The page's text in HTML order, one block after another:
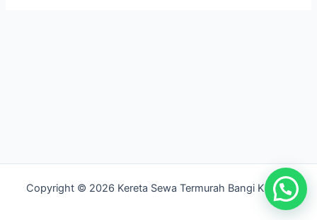
Copyright © 2026 Kereta Sewa Termurah Bangi Kajang